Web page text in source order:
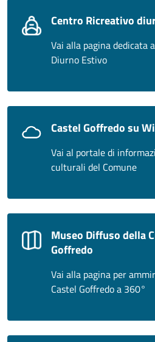
Centro Ricreativo
Vai alla pagina dedicata
Diurno Estivo
Castel Goffredo su
Vai al portale di
culturali del Comune
Museo Diffuso della
Goffredo
Vai alla pagina per
Castel Goffredo a 360°